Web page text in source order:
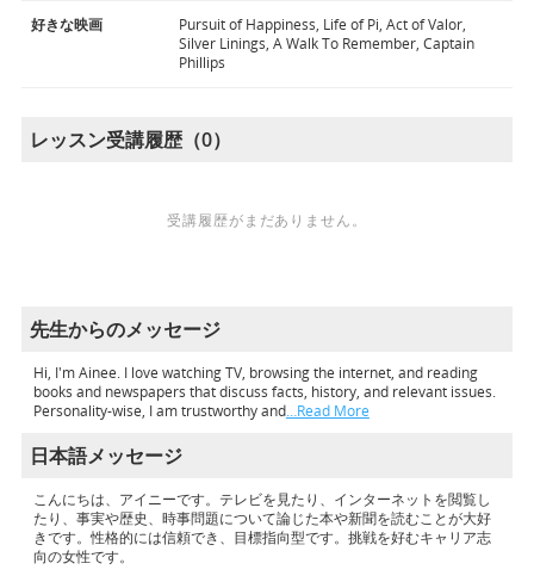
好きな映画
Pursuit of Happiness, Life of Pi, Act of Valor,
Silver Linings, A Walk To Remember, Captain
Phillips
レッスン受講履歴（0）
受講履歴がまだありません。
先生からのメッセージ
Hi, I'm Ainee. I love watching TV, browsing the internet, and reading
books and newspapers that discuss facts, history, and relevant issues.
Personality-wise, I am trustworthy and…Read More
日本語メッセージ
こんにちは、アイニーです。テレビを見たり、インターネットを閲覧し
たり、事実や歴史、時事問題について論じた本や新聞を読むことが大好
きです。性格的には信頼でき、目標指向型です。挑戦を好むキャリア志
向の女性です。